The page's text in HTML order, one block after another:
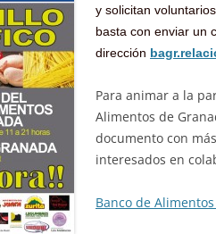
y solicitan
basta con enviar un
dirección
Para animar a la
Alimentos de
documento con
interesados en
Banco de